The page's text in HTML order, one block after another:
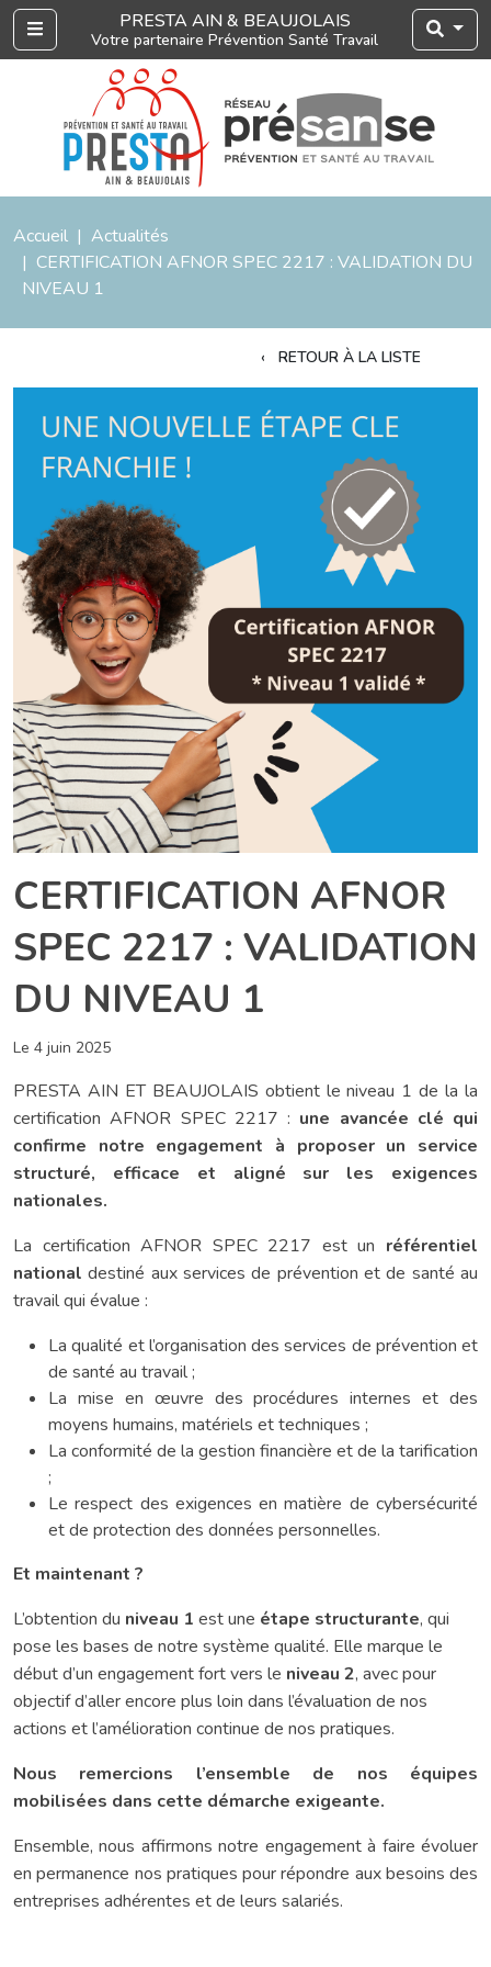
Menu PRESTA AIN & BEAUJOLAIS
Votre partenaire Prévention Santé Travail
Accueil
Actualités
CERTIFICATION AFNOR SPEC 2217 : VALIDATION DU
NIVEAU 1
RETOUR À LA LISTE
CERTIFICATION AFNOR
SPEC 2217 : VALIDATION
DU NIVEAU 1
Le 4 juin 2025
PRESTA AIN ET BEAUJOLAIS obtient le niveau 1 de la la
certification AFNOR SPEC 2217 : une avancée clé qui
confirme notre engagement à proposer un service
structuré, efficace et aligné sur les exigences
nationales.
La certification AFNOR SPEC 2217 est un référentiel
national destiné aux services de prévention et de santé au
travail qui évalue :
La qualité et l’organisation des services de prévention et
de santé au travail ;
La mise en œuvre des procédures internes et des
moyens humains, matériels et techniques ;
La conformité de la gestion financière et de la tarification
;
Le respect des exigences en matière de cybersécurité
et de protection des données personnelles.
Et maintenant ?
L’obtention du niveau 1 est une étape structurante, qui
pose les bases de notre système qualité. Elle marque le
début d’un engagement fort vers le niveau 2, avec pour
objectif d’aller encore plus loin dans l’évaluation de nos
actions et l’amélioration continue de nos pratiques.
Nous remercions l’ensemble de nos équipes
mobilisées dans cette démarche exigeante.
Ensemble, nous affirmons notre engagement à faire évoluer
en permanence nos pratiques pour répondre aux besoins des
entreprises adhérentes et de leurs salariés.